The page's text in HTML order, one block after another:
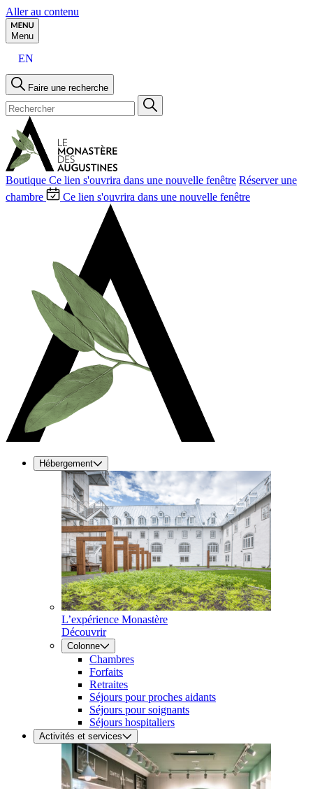
Aller au contenu
Menu
EN
Faire une recherche
Boutique Ce lien s'ouvrira dans une nouvelle fenêtre Réserver une
chambre
Ce lien s'ouvrira dans une nouvelle fenêtre
Hébergement
L’expérience Monastère
Découvrir
Colonne
Chambres
Forfaits
Retraites
Séjours pour proches aidants
Séjours pour soignants
Séjours hospitaliers
Activités et services